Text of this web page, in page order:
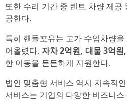
또한 수리 기간 중 렌트 차량 제
공한다.
특히 핸들포유는 고가 수입차량
어올렸다. 자차 2억원, 대물 3억원
한 이동을 든든하게 지원한다.
법인 맞춤형 서비스 역시 지속적
서비스는 기업의 다양한 비즈니